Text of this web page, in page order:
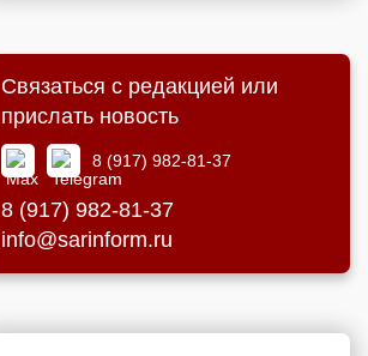
Связаться с редакцией или
прислать новость
8 (917) 982-81-37
8 (917) 982-81-37
info@sarinform.ru